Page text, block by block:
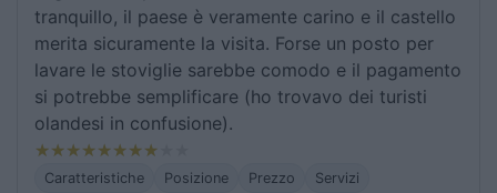
tranquillo, il paese è veramente carino e il castello
merita sicuramente la visita. Forse un posto per
lavare le stoviglie sarebbe comodo e il pagamento
si potrebbe semplificare (ho trovavo dei turisti
olandesi in confusione).
Caratteristiche Posizione Prezzo Servizi